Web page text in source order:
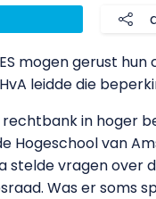
mogen gerust
leidde die
in hoger
Hogeschool van
stelde vragen
Was er soms